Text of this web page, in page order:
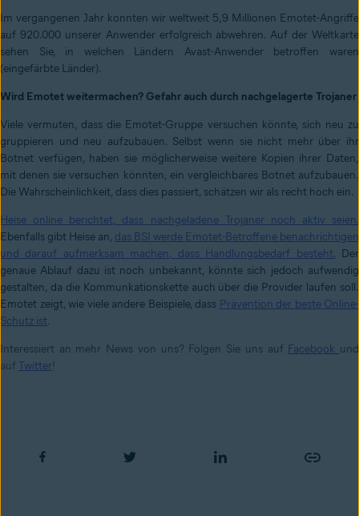
Im vergangenen Jahr konnten wir weltweit 5,9 Millionen Emotet-Angriffe
auf 920.000 unserer Anwender erfolgreich abwehren. Auf der Weltkarte
sehen Sie, in welchen Ländern Avast-Anwender betroffen waren
(eingefärbte Länder).
Wird Emotet weitermachen? Gefahr auch durch nachgelagerte Trojaner
Viele vermuten, dass die Emotet-Gruppe versuchen könnte, sich neu zu
gruppieren und neu aufzubauen. Selbst wenn sie nicht mehr über ihr
Botnet verfügen, haben sie möglicherweise weitere Kopien ihrer Daten,
mit denen sie versuchen könnten, ein vergleichbares Botnet aufzubauen.
Die Wahrscheinlichkeit, dass dies passiert, schätzen wir als recht hoch ein.
Heise online berichtet, dass nachgeladene Trojaner noch aktiv seien.
Ebenfalls gibt Heise an, das BSI werde Emotet-Betroffene benachrichtigen
und darauf aufmerksam machen, dass Handlungsbedarf besteht. Der
genaue Ablauf dazu ist noch unbekannt, könnte sich jedoch aufwendig
gestalten, da die Kommunkationskette auch über die Provider laufen soll.
Emotet zeigt, wie viele andere Beispiele, dass Prävention der beste Online-
Schutz ist.
Interessiert an mehr News von uns? Folgen Sie uns auf Facebook und
auf Twitter!